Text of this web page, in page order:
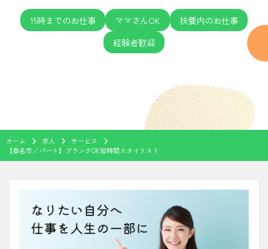
15時までのお仕事 ママさんOK
扶養内のお仕事
経験者歓迎
ホーム 求人
サービス
【桑名市／パート】ブランクOK短時間スタイリスト